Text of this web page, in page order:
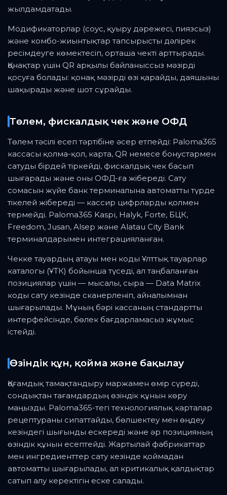
жылдамдатады.
Модификаторлар (соус, қуыру дәрежесі, пиязсыз)
және комбо-жиынтықтар тапсырысты дәлірек
ресімдеуге көмектесіп, орташа чекті арттырады.
Қонақтар үшін QR арқылы байланыссыз мәзірді
қосуға болады: қонақ мәзірді өзі қарайды, даяшыны
шақырады және шот сұрайды.
Төлем, фискалдық чек және ОФД
Төлем тәсілі есеп тәртібіне әсер етпейді: Paloma365
кассасы қолма-қол, карта, QR немесе бонустармен
сатуды бірдей тіркейді, фискалдық чек басып
шығарады және оны ОФД-ға жібереді. Сату
сомасын жүйе банк терминалына автоматты түрде
тікелей жібереді — кассир цифрларды қолмен
термейді. Paloma365 Kaspi, Halyk, Forte, БЦК,
Freedom, Jusan, Alsep және Alatau City Bank
терминалдарымен интеграцияланған.
Чекке тауардың атауы мен коды Ұлттық тауарлар
каталогы (ҰТК) бойынша түседі, ал таңбаланған
позициялар үшін — мысалы, сыра — Data Matrix
коды сату кезінде сканерленіп, айналымнан
шығарылады. Мұның бәрі кассаның стандартты
интерфейсінде, бөлек бағдарламасыз жұмыс
істейді.
Өзіндік құн, қойма және бақылау
Қоғамдық тамақтандыру маржамен өмір сүреді,
сондықтан тағамдардың өзіндік құнын көру
маңызды. Paloma365-тегі технологиялық карталар
рецептураны сипаттайды, бөлшектеу мен өңдеу
кезіндегі шығынды ескереді және әр позицияның
өзіндік құнын есептейді. Жартылай фабрикаттар
мен ингредиенттер сату кезінде қоймадан
автоматты шығарылады, ал критикалық қалдықтар
сатып алу керектігін еске салады.